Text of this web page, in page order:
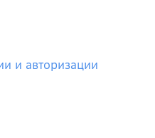
и авторизации